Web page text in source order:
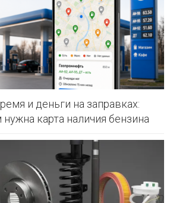
и деньги на заправках:
карта наличия бензина